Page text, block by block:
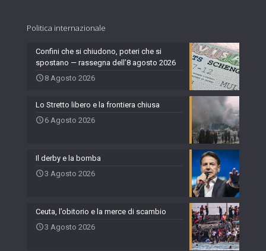
Politica internazionale
Confini che si chiudono, poteri che si
spostano — rassegna dell’8 agosto 2026
8 Agosto 2026
Lo Stretto libero e la frontiera chiusa
6 Agosto 2026
Il derby e la bomba
3 Agosto 2026
Ceuta, l’obitorio e la merce di scambio
3 Agosto 2026